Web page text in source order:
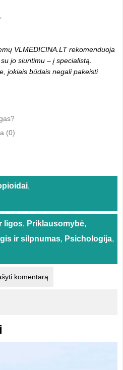
VLMEDICINA.LT rekomenduoja
jo siuntimu – į specialistą.
jokiais būdais negali pakeisti
(0)
,
ligos, Priklausomybė,
ir silpnumas, Psichologija,
komentarą